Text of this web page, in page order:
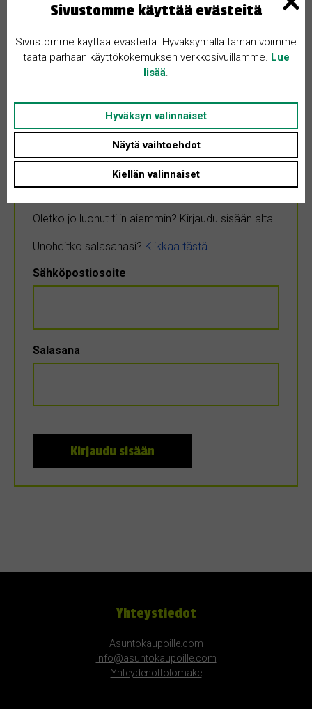
Kirjaudu sisään
Oletko jo luonut tilin aiemmin? Kirjaudu sisään alta.
Unohditko salasanasi? Klikkaa tästä.
Sähköpostiosoite
Salasana
Hyväksynkäyttöehdot
Yhteystiedot
Asuntokaupoille.com
info@asuntokaupoille.com
Yhteydenottolomake
Sivustomme käyttää evästeitä
Sivustomme käyttää evästeitä. Hyväksymällä tämän voimme
taata parhaan käyttökokemuksen verkkosivuillamme. Lue
lisää.
Hyväksyn valinnaiset
Näytä vaihtoehdot
Kiellän valinnaiset